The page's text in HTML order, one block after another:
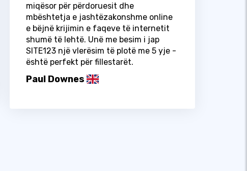
miqësor për përdoruesit dhe
mbështetja e jashtëzakonshme online
e bëjnë krijimin e faqeve të internetit
shumë të lehtë. Unë me besim i jap
SITE123 një vlerësim të plotë me 5 yje -
është perfekt për fillestarët.
Paul Downes